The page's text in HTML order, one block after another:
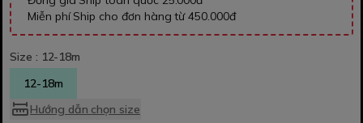
Miễn phí Ship cho đơn hàng từ 450.000đ
Size : 12-18m
12-18m
Hướng dẫn chọn size